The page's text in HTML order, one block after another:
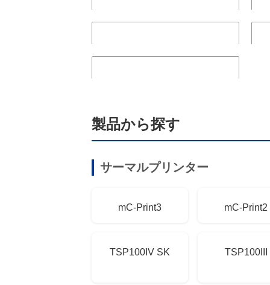
製品から探す
サーマルプリンター
mC-Print3 mC-Print2
TSP100IV SK TSP100III